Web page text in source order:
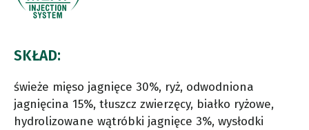
SKŁAD:
świeże mięso jagnięce 30%, ryż, odwodniona
jagnięcina 15%, tłuszcz zwierzęcy, białko ryżowe,
hydrolizowane wątróbki jagnięce 3%, wysłodki